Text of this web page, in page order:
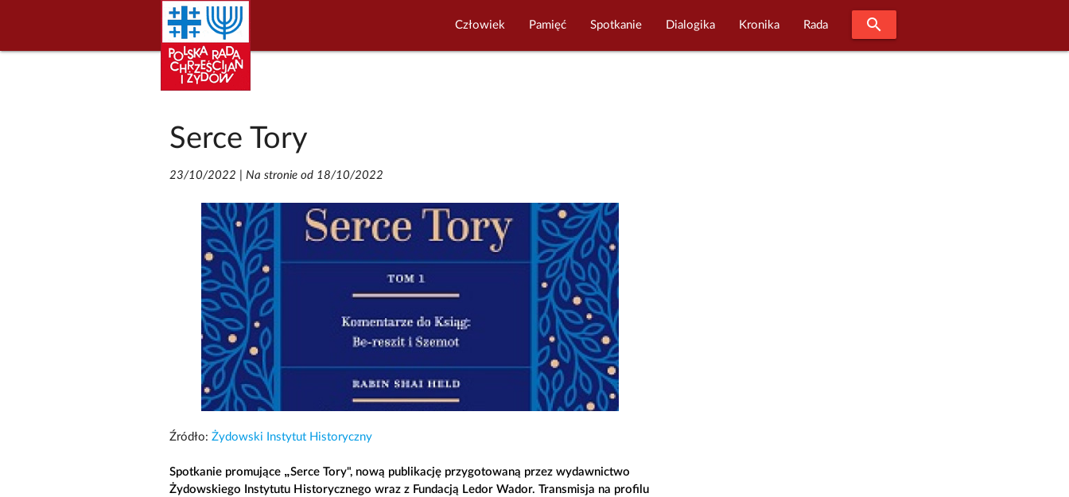
Człowiek Pamięć Spotkanie Dialogika Kronika Rada search
Serce Tory
23/10/2022 Na stronie od 18/10/2022
Źródło: Żydowski Instytut Historyczny
Spotkanie promujące „Serce Tory", nową publikację przygotowaną przez wydawnictwo
Żydowskiego Instytutu Historycznego wraz z Fundacją Ledor Wador. Transmisja na profilu